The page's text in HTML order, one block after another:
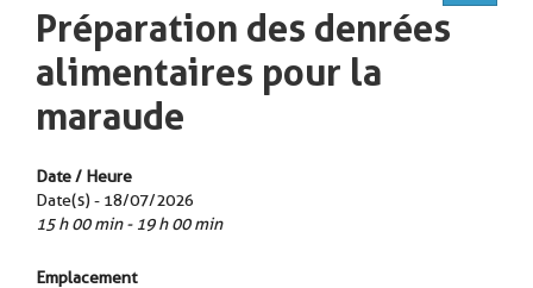
Préparation des denrées
alimentaires pour la
maraude
Date / Heure
Date(s) - 18/07/2026
15 h 00 min - 19 h 00 min
Emplacement